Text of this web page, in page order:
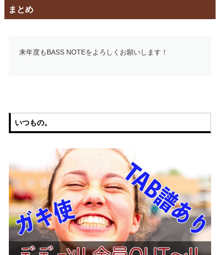
まとめ
来年度もBASS NOTEをよろしくお願いします！
いつもの。